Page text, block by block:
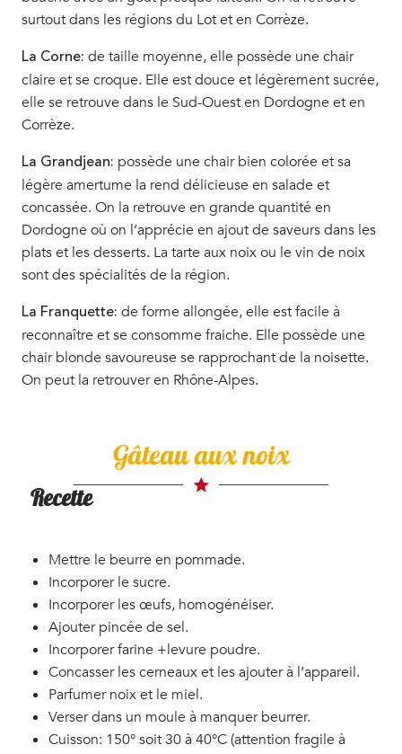
surtout dans les régions du Lot et en Corrèze.
La Corne: de taille moyenne, elle possède une chair
claire et se croque. Elle est douce et légèrement sucrée,
elle se retrouve dans le Sud-Ouest en Dordogne et en
Corrèze.
La Grandjean: possède une chair bien colorée et sa
légère amertume la rend délicieuse en salade et
concassée. On la retrouve en grande quantité en
Dordogne où on l’apprécie en ajout de saveurs dans les
plats et les desserts. La tarte aux noix ou le vin de noix
sont des spécialités de la région.
La Franquette: de forme allongée, elle est facile à
reconnaître et se consomme fraiche. Elle possède une
chair blonde savoureuse se rapprochant de la noisette.
On peut la retrouver en Rhône-Alpes.
Gâteau aux noix
Recette
Mettre le beurre en pommade.
Incorporer le sucre.
Incorporer les œufs, homogénéiser.
Ajouter pincée de sel.
Incorporer farine +levure poudre.
Concasser les cerneaux et les ajouter à l’appareil.
Parfumer noix et le miel.
Verser dans un moule à manquer beurrer.
Cuisson: 150° soit 30 à 40°C (attention fragile à